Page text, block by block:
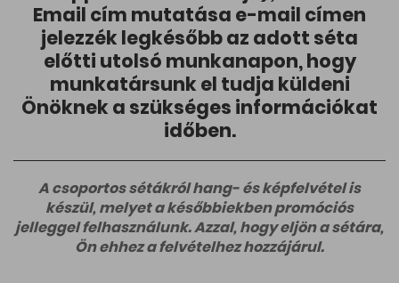
Email cím mutatása e-mail címen
jelezzék legkésőbb az adott séta
előtti utolsó munkanapon, hogy
munkatársunk el tudja küldeni
Önöknek a szükséges információkat
időben.
A csoportos sétákról hang- és képfelvétel is
készül, melyet a későbbiekben promóciós
jelleggel felhasználunk. Azzal, hogy eljön a sétára,
Ön ehhez a felvételhez hozzájárul.